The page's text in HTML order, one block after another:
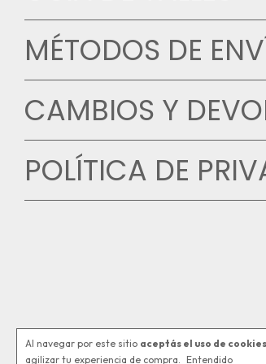
Al navegar por este sitio aceptás el uso de cookies
agilizar tu experiencia de compra. Entendido
MÉTODOS DE
CAMBIOS Y
POLÍTICA DE